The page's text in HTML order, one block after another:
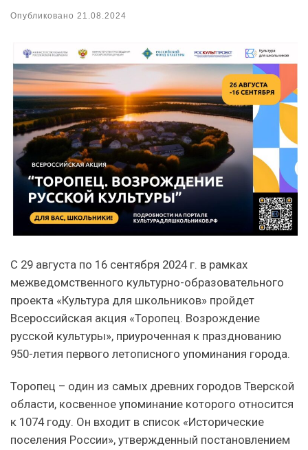
Опубликовано 21.08.2024
С 29 августа по 16 сентября 2024 г. в рамках
межведомственного культурно-образовательного
проекта «Культура для школьников» пройдет
Всероссийская акция «Торопец. Возрождение
русской культуры», приуроченная к празднованию
950-летия первого летописного упоминания города.
Торопец – один из самых древних городов Тверской
области, косвенное упоминание которого относится
к 1074 году. Он входит в список «Исторические
поселения России», утвержденный постановлением